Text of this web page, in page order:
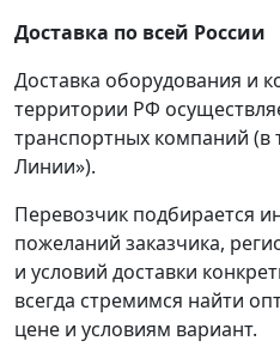
Доставка по всей России
Доставка оборудования и
территории РФ
транспортных компаний (в
Линии»).
Перевозчик подбирается
пожеланий заказчика,
и условий доставки
всегда стремимся найти
цене и условиям вариант.